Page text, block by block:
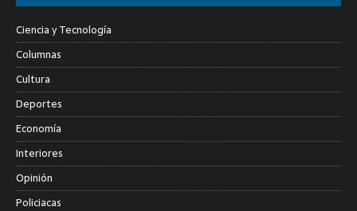
Ciencia y Tecnología
Columnas
Cultura
Deportes
Economía
Interiores
Opinión
Policiacas